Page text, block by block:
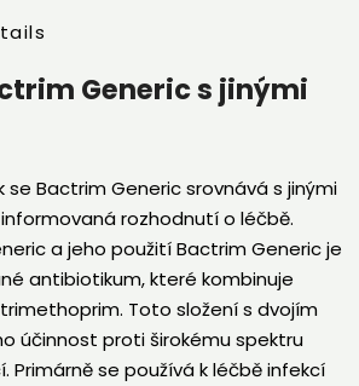
Generic s jinými
Bactrim Generic srovnává s jinými
rozhodnutí o léčbě.
a jeho použití Bactrim Generic je
antibiotikum, které kombinuje
Toto složení s dvojím
účinnost proti širokému spektru
Primárně se používá k léčbě infekcí